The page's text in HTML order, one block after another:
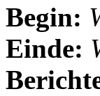
Begin:
Einde: